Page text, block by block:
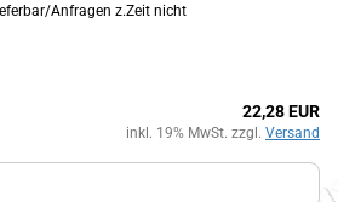
z.Zeit nicht
22,28 EUR
inkl. 19% MwSt. zzgl. Versand